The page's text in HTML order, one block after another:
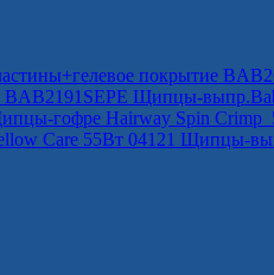
BAB2191SEPE Щипцы-
гофре Hairway Spin Crimp
04121 Щипцы-